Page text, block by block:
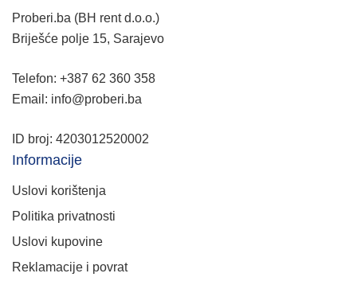
Proberi.ba (BH rent d.o.o.)
Briješće polje 15, Sarajevo
Telefon: +387 62 360 358
Email: info@proberi.ba
ID broj: 4203012520002
Informacije
Uslovi korištenja
Politika privatnosti
Uslovi kupovine
Reklamacije i povrat